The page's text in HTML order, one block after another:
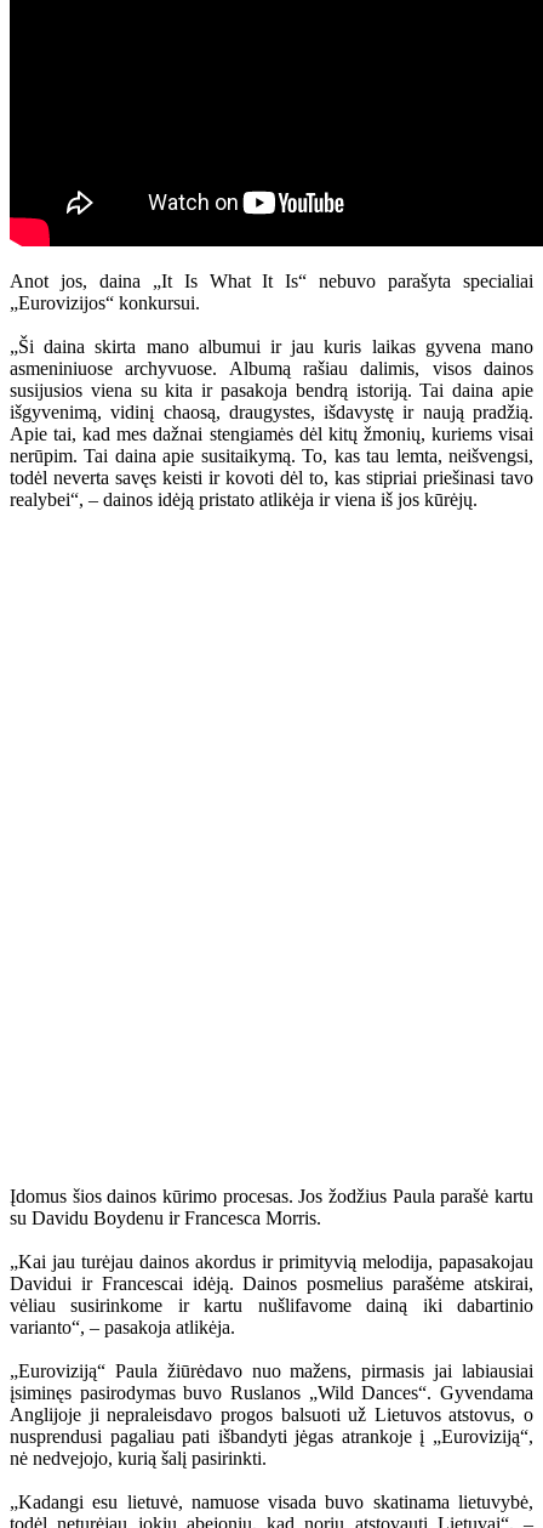
Anot jos, daina „It Is What It Is“ nebuvo parašyta specialiai
„Eurovizijos“ konkursui.
„Ši daina skirta mano albumui ir jau kuris laikas gyvena mano
asmeniniuose archyvuose. Albumą rašiau dalimis, visos dainos
susijusios viena su kita ir pasakoja bendrą istoriją. Tai daina apie
išgyvenimą, vidinį chaosą, draugystes, išdavystę ir naują pradžią.
Apie tai, kad mes dažnai stengiamės dėl kitų žmonių, kuriems visai
nerūpim. Tai daina apie susitaikymą. To, kas tau lemta, neišvengsi,
todėl neverta savęs keisti ir kovoti dėl to, kas stipriai priešinasi tavo
realybei“, – dainos idėją pristato atlikėja ir viena iš jos kūrėjų.
Įdomus šios dainos kūrimo procesas. Jos žodžius Paula parašė kartu
su Davidu Boydenu ir Francesca Morris.
„Kai jau turėjau dainos akordus ir primityvią melodija, papasakojau
Davidui ir Francescai idėją. Dainos posmelius parašėme atskirai,
vėliau susirinkome ir kartu nušlifavome dainą iki dabartinio
varianto“, – pasakoja atlikėja.
„Euroviziją“ Paula žiūrėdavo nuo mažens, pirmasis jai labiausiai
įsiminęs pasirodymas buvo Ruslanos „Wild Dances“. Gyvendama
Anglijoje ji nepraleisdavo progos balsuoti už Lietuvos atstovus, o
nusprendusi pagaliau pati išbandyti jėgas atrankoje į „Euroviziją“,
nė nedvejojo, kurią šalį pasirinkti.
„Kadangi esu lietuvė, namuose visada buvo skatinama lietuvybė,
todėl neturėjau jokių abejonių, kad noriu atstovauti Lietuvai“, –